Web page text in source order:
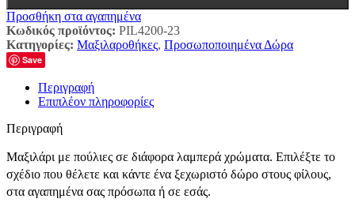
Προσθήκη στα αγαπημένα
Κωδικός προϊόντος: PIL4200-23
Κατηγορίες: Μαξιλαροθήκες, Προσωποποιημένα Δώρα
Save
Περιγραφή
Επιπλέον πληροφορίες
Περιγραφή
Μαξιλάρι με πούλιες σε διάφορα λαμπερά χρώματα. Επιλέξτε το
σχέδιο που θέλετε και κάντε ένα ξεχωριστό δώρο στους φίλους,
στα αγαπημένα σας πρόσωπα ή σε εσάς.